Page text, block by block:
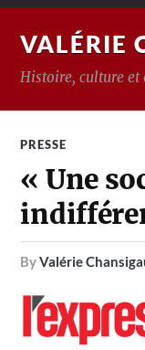
VALÉRIE
Histoire, culture
PRESSE
« Une
byValérie